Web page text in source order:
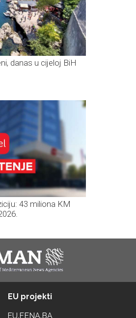
danas u cijeloj BiH
43 miliona KM
EU projekti
EU.FENA.BA